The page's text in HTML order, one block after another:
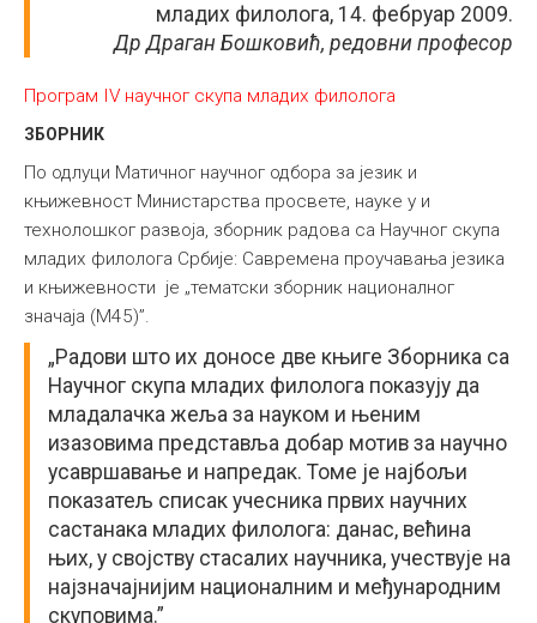
младих филолога, 14. фебруар 2009.
Др Драган Бошковић, редовни професор
Програм IV научног скупа младих филолога
ЗБОРНИК
По одлуци Матичног научног одбора за језик и
књижевност Министарства просвете, науке у и
технолошког развоја, зборник радова са Научног скупа
младих филолога Србије: Савремена проучавања језика
и књижевности је „тематски зборник националног
значаја (М45)”.
„Радови што их доносе две књиге Зборника са
Научног скупа младих филолога показују да
младалачка жеља за науком и њеним
изазовима представља добар мотив за научно
усавршавање и напредак. Томе је најбољи
показатељ списак учесника првих научних
састанака младих филолога: данас, већина
њих, у својству стасалих научника, учествује на
најзначајнијим националним и међународним
скуповима.”